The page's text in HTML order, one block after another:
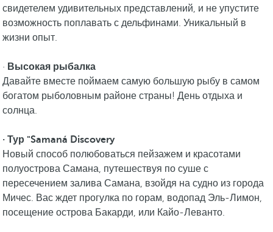
свидетелем удивительных представлений, и не упустите
возможность поплавать с дельфинами. Уникальный в
жизни опыт.
· Высокая рыбалка
Давайте вместе поймаем самую большую рыбу в самом
богатом рыболовным районе страны! День отдыха и
солнца.
· Тур "Samaná Discovery
Новый способ полюбоваться пейзажем и красотами
полуострова Самана, путешествуя по суше с
пересечением залива Самана, взойдя на судно из города
Мичес. Вас ждет прогулка по горам, водопад Эль-Лимон,
посещение острова Бакарди, или Кайо-Леванто.